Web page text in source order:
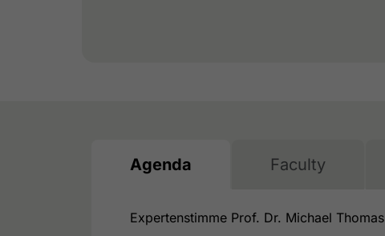
Agenda Faculty
Expertenstimme Prof. Dr. Michael